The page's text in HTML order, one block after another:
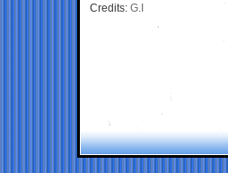
Credits: G.I